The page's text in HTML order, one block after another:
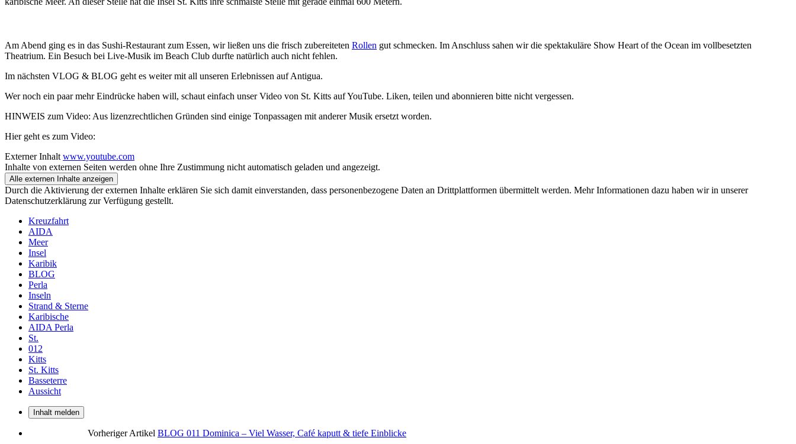
Am Abend ging es in das Sushi-Restaurant zum Essen, wir ließen uns die frisch zubereiteten Rollen gut schmecken. Im Anschluss sahen wir die spektakuläre Show Heart of the Ocean im vollbesetzten
Theatrium. Ein Besuch bei Live-Musik im Beach Club durfte natürlich auch nicht fehlen.
Im nächsten VLOG & BLOG geht es weiter mit all unseren Erlebnissen auf Antigua.
Wer noch ein paar mehr Eindrücke haben will, schaut einfach unser Video von St. Kitts auf YouTube. Liken, teilen und abonnieren bitte nicht vergessen.
HINWEIS zum Video: Aus lizenzrechtlichen Gründen sind einige Tonpassagen mit anderer Musik ersetzt worden.
Hier geht es zum Video:
Externer Inhalt www.youtube.com
Inhalte von externen Seiten werden ohne Ihre Zustimmung nicht automatisch geladen und angezeigt.
Alle externen Inhalte anzeigen
Durch die Aktivierung der externen Inhalte erklären Sie sich damit einverstanden, dass personenbezogene Daten an Drittplattformen übermittelt werden. Mehr Informationen dazu haben wir in unserer
Datenschutzerklärung zur Verfügung gestellt.
Kreuzfahrt
AIDA
Meer
Insel
Karibik
BLOG
Perla
Inseln
Strand & Sterne
Karibische
AIDA Perla
St.
012
Kitts
St. Kitts
Basseterre
Aussicht
Inhalt melden
Vorheriger Artikel BLOG 011 Dominica – Viel Wasser, Café kaputt & tiefe Einblicke